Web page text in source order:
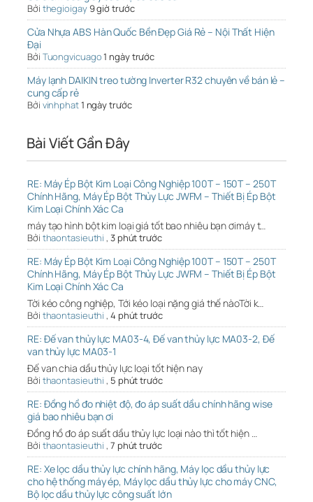
Bởi thegioigay9 giờ trước
Cửa Nhựa ABS Hàn Quốc Bền Đẹp Giá Rẻ – Nội Thất Hiện
Đại
Bởi Tuongvicuago1 ngày trước
Máy lạnh DAIKIN treo tường Inverter R32 chuyên về bán lẻ –
cung cấp rẻ
Bởi vinhphat1 ngày trước
Bài Viết Gần Đây
RE: Máy Ép Bột Kim Loại Công Nghiệp 100T – 150T – 250T
Chính Hãng, Máy Ép Bột Thủy Lực JWFM – Thiết Bị Ép Bột
Kim Loại Chính Xác Ca
máy tạo hình bột kim loại giá tốt bao nhiêu bạn ơimáy t…
Bởi thaontasieuthi , 3 phút trước
RE: Máy Ép Bột Kim Loại Công Nghiệp 100T – 150T – 250T
Chính Hãng, Máy Ép Bột Thủy Lực JWFM – Thiết Bị Ép Bột
Kim Loại Chính Xác Ca
Tời kéo công nghiệp, Tới kéo loại nặng giá thế nàoTời k…
Bởi thaontasieuthi , 4 phút trước
RE: Đế van thủy lực MA03-4, Đế van thủy lực MA03-2, Đế
van thủy lực MA03-1
Đế van chia dầu thủy lực loại tốt hiện nay
Bởi thaontasieuthi , 5 phút trước
RE: Đồng hồ đo nhiệt độ, đo áp suất dầu chính hãng wise
giá bao nhiêu bạn ơi
Đồng hồ đo áp suất dầu thủy lực loại nào thì tốt hiện …
Bởi thaontasieuthi , 7 phút trước
RE: Xe lọc dầu thủy lực chính hãng, Máy lọc dầu thủy lực
cho hệ thống máy ép, Máy lọc dầu thủy lực cho máy CNC,
Bộ lọc dầu thủy lực công suất lớn